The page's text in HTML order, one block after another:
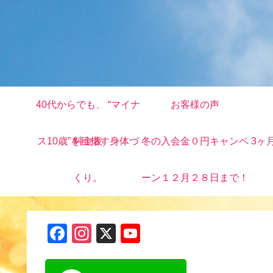
40代からでも、 “マイナ
ス10歳”を目指す身体づ
くり。
お客様の声
料金表 冬の入会金０円キャンペ
ーン１２月２８日まで！
3ヶ
F
In
X